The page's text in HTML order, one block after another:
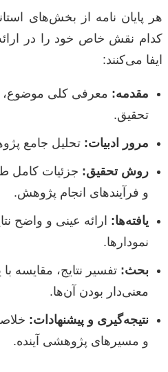
هر پایان نامه از بخش‌های
کدام نقش خاص خود را در
ایفا می‌کنند:
مقدمه: معرفی کلی موضوع،
تحقیق.
مرور ادبیات: تحلیل جامع
روش تحقیق: جزئیات کامل
و فرآیندهای انجام پژوهش.
یافته‌ها: ارائه عینی و واضح
نمودارها.
بحث: تفسیر نتایج، مقایسه
معنی‌دار بودن آن‌ها.
نتیجه‌گیری و پیشنهادات:
و مسیرهای پژوهشی آینده.